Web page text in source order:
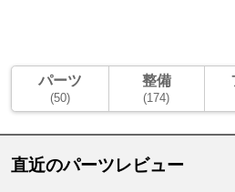
パーツ
(50)
整備
(174)
直近のパーツレビュー